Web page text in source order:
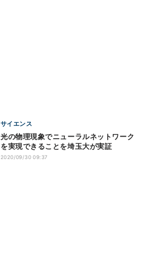
サイエンス
光の物理現象でニューラルネットワーク
を実現できることを埼玉大が実証
2020/09/30 09:37